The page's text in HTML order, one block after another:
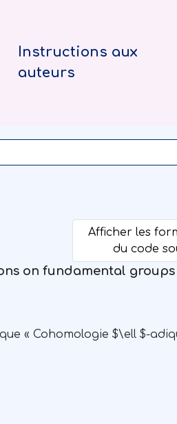
Instructions aux
auteurs
on fundamental groups
« Cohomologie $\ell $-